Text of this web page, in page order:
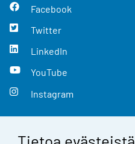
Facebook
Twitter
LinkedIn
YouTube
Instagram